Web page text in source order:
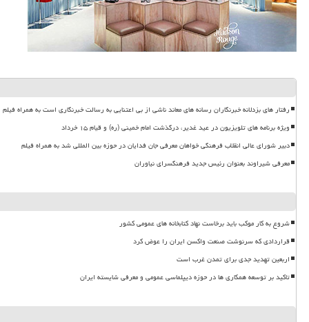
رفتار های بزدلانه خبرنگاران رسانه های معاند ناشی از بی اعتنایی به رسالت خبرنگاری است به همراه فیلم
ویژه برنامه های تلویزیون در عید غدیر، درگذشت امام خمینی (ره) و قیام ۱۵ خرداد
دبیر شورای عالی انقلاب فرهنگی خواهان معرفی جان فدایان در حوزه بین المللی شد به همراه فیلم
معرفی شیراوند بعنوان رئیس جدید فرهنگسرای نیاوران
شروع به کار موکب باید برخاست نهاد کتابخانه های عمومی کشور
قراردادی که سرنوشت صنعت واکسن ایران را عوض کرد
اربعین تهدید جدی برای تمدن غرب است
تاکید بر توسعه همکاری ها در حوزه دیپلماسی عمومی و معرفی شایسته ایران